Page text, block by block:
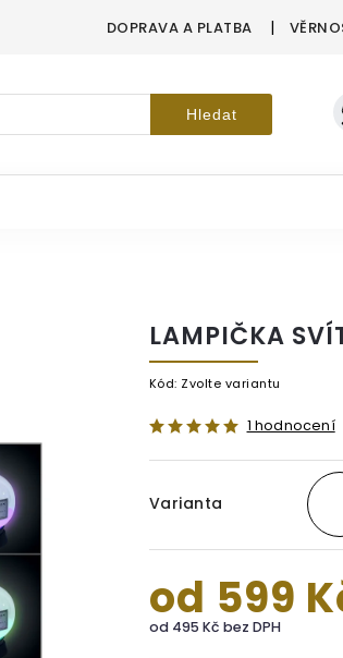
DOPRAVA A PLATBA
Hledat
LAMPIČKA
Kód: Zvolte variantu
1 hodnocení
Varianta
od 599
od 495 Kč bez DPH